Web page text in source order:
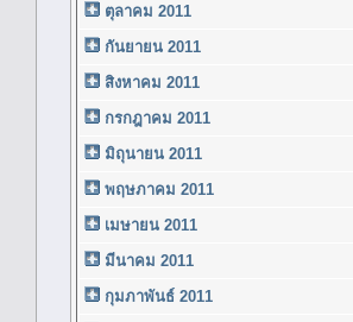
ตุลาคม 2011
กันยายน 2011
สิงหาคม 2011
กรกฎาคม 2011
มิถุนายน 2011
พฤษภาคม 2011
เมษายน 2011
มีนาคม 2011
กุมภาพันธ์ 2011